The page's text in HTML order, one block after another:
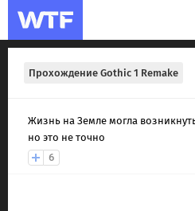
Прохождение Gothic 1 Remake
Жизнь на Земле могла
но это не точно
6